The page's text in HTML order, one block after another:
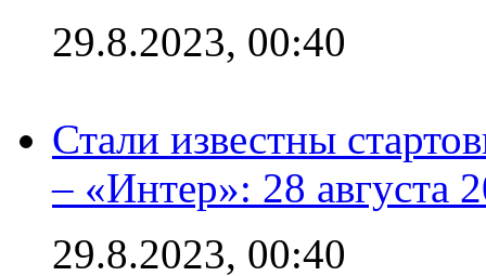
29.8.2023, 00:40
Стали известны
– «Интер»: 28 августа
29.8.2023, 00:40